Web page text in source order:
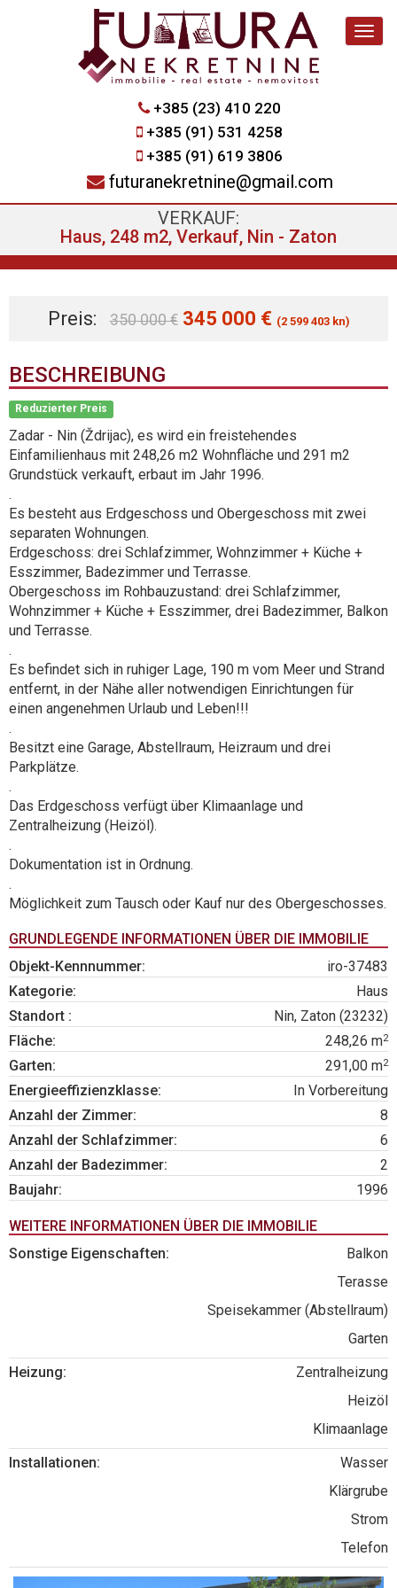
+385 (23) 410 220
+385 (91) 531 4258
+385 (91) 619 3806
futuranekretnine@gmail.com
VERKAUF:
Haus, 248 m2, Verkauf, Nin - Zaton
Preis: 350 000 €345 000 € (2 599 403 kn)
BESCHREIBUNG
Reduzierter Preis
Zadar - Nin (Ždrijac), es wird ein freistehendes
Einfamilienhaus mit 248,26 m2 Wohnfläche und 291 m2
Grundstück verkauft, erbaut im Jahr 1996.
.
Es besteht aus Erdgeschoss und Obergeschoss mit zwei
separaten Wohnungen.
Erdgeschoss: drei Schlafzimmer, Wohnzimmer + Küche +
Esszimmer, Badezimmer und Terrasse.
Obergeschoss im Rohbauzustand: drei Schlafzimmer,
Wohnzimmer + Küche + Esszimmer, drei Badezimmer, Balkon
und Terrasse.
.
Es befindet sich in ruhiger Lage, 190 m vom Meer und Strand
entfernt, in der Nähe aller notwendigen Einrichtungen für
einen angenehmen Urlaub und Leben!!!
.
Besitzt eine Garage, Abstellraum, Heizraum und drei
Parkplätze.
.
Das Erdgeschoss verfügt über Klimaanlage und
Zentralheizung (Heizöl).
.
Dokumentation ist in Ordnung.
.
Möglichkeit zum Tausch oder Kauf nur des Obergeschosses.
GRUNDLEGENDE INFORMATIONEN ÜBER DIE IMMOBILIE
Objekt-Kennnummer:
iro-37483
Kategorie:
Haus
Standort :
Nin, Zaton (23232)
Fläche:
248,26 m2
Garten: 291,00 m2
Energieeffizienzklasse:
In Vorbereitung
Anzahl der Zimmer:
8
Anzahl der Schlafzimmer:
6
Anzahl der Badezimmer:
2
Baujahr:
1996
WEITERE INFORMATIONEN ÜBER DIE IMMOBILIE
Sonstige Eigenschaften:
Balkon
Terasse
Speisekammer (Abstellraum)
Garten
Heizung:
Zentralheizung
Heizöl
Klimaanlage
Installationen:
Wasser
Klärgrube
Strom
Telefon